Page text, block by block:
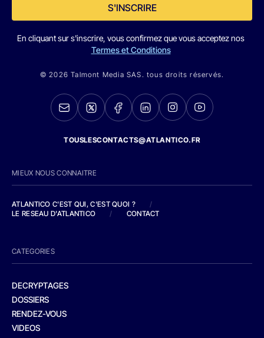
S'INSCRIRE
En cliquant sur s'inscrire, vous confirmez que vous acceptez nos
Termes et Conditions
© 2026 Talmont Media SAS. tous droits réservés.
TOUSLESCONTACTS@ATLANTICO.FR
MIEUX NOUS CONNAITRE
ATLANTICO C'EST QUI, C'EST QUOI ?
/
LE RESEAU D'ATLANTICO
/ CONTACT
CATEGORIES
DECRYPTAGES
DOSSIERS
RENDEZ-VOUS
VIDEOS